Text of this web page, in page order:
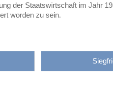
der Staatswirtschaft im Jahr
worden zu sein.